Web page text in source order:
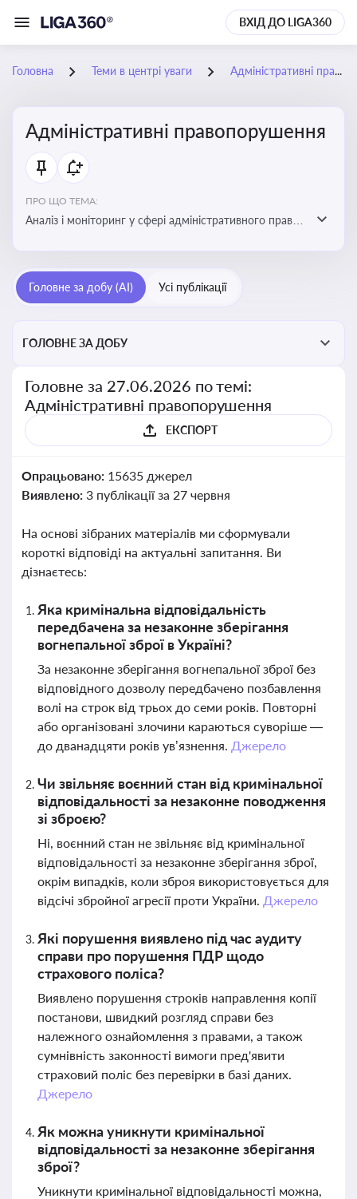
ВХІД ДО LIGA360
Головна Теми в центрі уваги Адміністративні правопорушення
Адміністративні правопорушення
ПРО ЩО ТЕМА:
Аналіз і моніторинг у сфері адміністративного права:
Головне за добу (AI) Усі публікації
ГОЛОВНЕ ЗА ДОБУ
Головне за 27.06.2026 по темі:
Адміністративні правопорушення
ЕКСПОРТ
Опрацьовано: 15635 джерел
Виявлено: 3 публікації за 27 червня
На основі зібраних матеріалів ми сформували
короткі відповіді на актуальні запитання. Ви
дізнаєтесь:
Яка кримінальна відповідальність
передбачена за незаконне зберігання
вогнепальної зброї в Україні?
За незаконне зберігання вогнепальної зброї без
відповідного дозволу передбачено позбавлення
волі на строк від трьох до семи років. Повторні
або організовані злочини караються суворіше —
до дванадцяти років ув’язнення. Джерело
Чи звільняє воєнний стан від кримінальної
відповідальності за незаконне поводження
зі зброєю?
Ні, воєнний стан не звільняє від кримінальної
відповідальності за незаконне зберігання зброї,
окрім випадків, коли зброя використовується для
відсічі збройної агресії проти України. Джерело
Які порушення виявлено під час аудиту
справи про порушення ПДР щодо
страхового поліса?
Виявлено порушення строків направлення копії
постанови, швидкий розгляд справи без
належного ознайомлення з правами, а також
сумнівність законності вимоги пред'явити
страховий поліс без перевірки в базі даних.
Джерело
Як можна уникнути кримінальної
відповідальності за незаконне зберігання
зброї?
Уникнути кримінальної відповідальності можна,